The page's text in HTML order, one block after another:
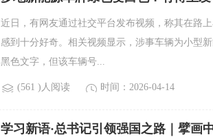
近日，有网友通过社交平台发布视频，称其在路
感到十分好奇。相关视频显示，涉事车辆为小型
黑色文字，但该车辆号...
(561 )人阅读 时间：2026-04-14
学习新语·总书记引领强国之路｜擘画